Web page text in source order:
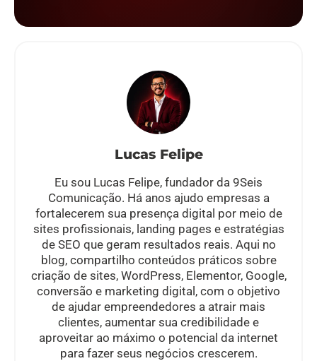
Lucas Felipe
Eu sou Lucas Felipe, fundador da 9Seis
Comunicação. Há anos ajudo empresas a
fortalecerem sua presença digital por meio de
sites profissionais, landing pages e estratégias
de SEO que geram resultados reais. Aqui no
blog, compartilho conteúdos práticos sobre
criação de sites, WordPress, Elementor, Google,
conversão e marketing digital, com o objetivo
de ajudar empreendedores a atrair mais
clientes, aumentar sua credibilidade e
aproveitar ao máximo o potencial da internet
para fazer seus negócios crescerem.